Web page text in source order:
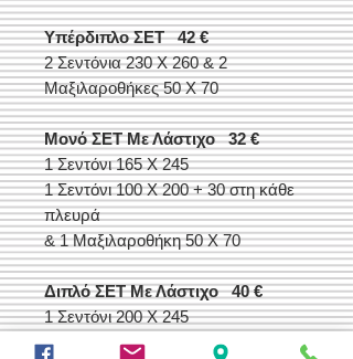
Υπέρδιπλο ΣΕΤ 42 €
2 Σεντόνια 230 Χ 260 & 2
Μαξιλαροθήκες 50 Χ 70
Μονό ΣΕΤ Με Λάστιχο 32 €
1 Σεντόνι 165 Χ 245
1 Σεντόνι 100 Χ 200 + 30 στη κάθε
πλευρά
& 1 Μαξιλαροθήκη 50 Χ 70
Διπλό ΣΕΤ Με Λάστιχο 40 €
1 Σεντόνι 200 Χ 245
1 Σεντόνι 160 Χ 200 + 30 στη κάθε